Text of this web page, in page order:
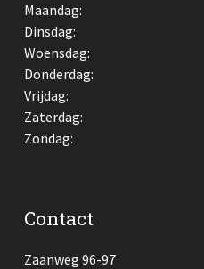
Maandag:
Dinsdag:
Woensdag:
Donderdag:
Vrijdag:
Zaterdag:
Zondag:
Contact
Zaanweg 96-97